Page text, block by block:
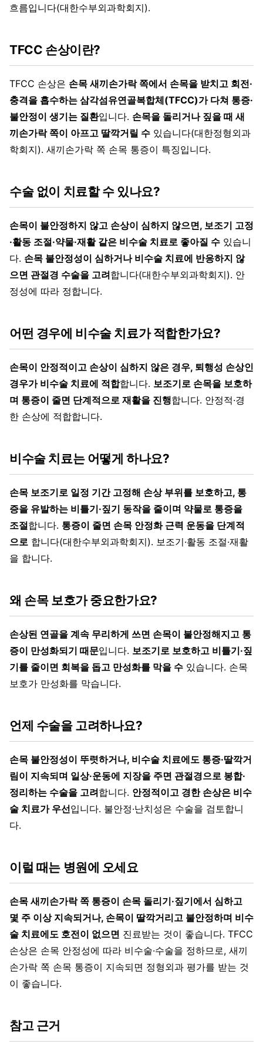
흐름입니다(대한수부외과학회지).
TFCC 손상이란?
TFCC 손상은 손목 새끼손가락 쪽에서 손목을 받치고 회전·
충격을 흡수하는 삼각섬유연골복합체(TFCC)가 다쳐 통증·
불안정이 생기는 질환입니다. 손목을 돌리거나 짚을 때 새
끼손가락 쪽이 아프고 딸깍거릴 수 있습니다(대한정형외과
학회지). 새끼손가락 쪽 손목 통증이 특징입니다.
수술 없이 치료할 수 있나요?
손목이 불안정하지 않고 손상이 심하지 않으면, 보조기 고정
·활동 조절·약물·재활 같은 비수술 치료로 좋아질 수 있습니
다. 손목 불안정성이 심하거나 비수술 치료에 반응하지 않
으면 관절경 수술을 고려합니다(대한수부외과학회지). 안
정성에 따라 정합니다.
어떤 경우에 비수술 치료가 적합한가요?
손목이 안정적이고 손상이 심하지 않은 경우, 퇴행성 손상인
경우가 비수술 치료에 적합합니다. 보조기로 손목을 보호하
며 통증이 줄면 단계적으로 재활을 진행합니다. 안정적·경
한 손상에 적합합니다.
비수술 치료는 어떻게 하나요?
손목 보조기로 일정 기간 고정해 손상 부위를 보호하고, 통
증을 유발하는 비틀기·짚기 동작을 줄이며 약물로 통증을
조절합니다. 통증이 줄면 손목 안정화 근력 운동을 단계적
으로 합니다(대한수부외과학회지). 보조기·활동 조절·재활
을 합니다.
왜 손목 보호가 중요한가요?
손상된 연골을 계속 무리하게 쓰면 손목이 불안정해지고 통
증이 만성화되기 때문입니다. 보조기로 보호하고 비틀기·짚
기를 줄이면 회복을 돕고 만성화를 막을 수 있습니다. 손목
보호가 만성화를 막습니다.
언제 수술을 고려하나요?
손목 불안정성이 뚜렷하거나, 비수술 치료에도 통증·딸깍거
림이 지속되며 일상·운동에 지장을 주면 관절경으로 봉합·
정리하는 수술을 고려합니다. 안정적이고 경한 손상은 비수
술 치료가 우선입니다. 불안정·난치성은 수술을 검토합니
다.
이럴 때는 병원에 오세요
손목 새끼손가락 쪽 통증이 손목 돌리기·짚기에서 심하고
몇 주 이상 지속되거나, 손목이 딸깍거리고 불안정하며 비수
술 치료에도 호전이 없으면 진료받는 것이 좋습니다. TFCC
손상은 손목 안정성에 따라 비수술·수술을 정하므로, 새끼
손가락 쪽 손목 통증이 지속되면 정형외과 평가를 받는 것
이 좋습니다.
참고 근거